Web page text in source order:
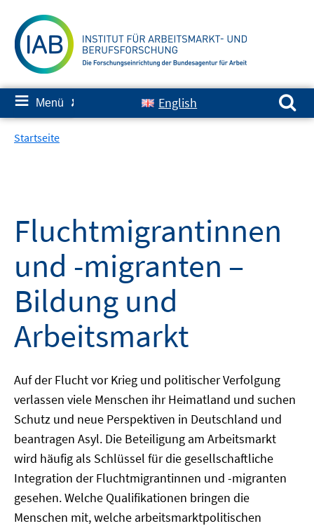
zum
Inhalt
≡ Menü ✘ English
Suchen nach:
Startseite
Fluchtmigrantinnen
und -migranten –
Bildung und
Arbeitsmarkt
Auf der Flucht vor Krieg und politischer Verfolgung
verlassen viele Menschen ihr Heimatland und suchen
Schutz und neue Perspektiven in Deutschland und
beantragen Asyl. Die Beteiligung am Arbeitsmarkt
wird häufig als Schlüssel für die gesellschaftliche
Integration der Fluchtmigrantinnen und -migranten
gesehen. Welche Qualifikationen bringen die
Menschen mit, welche arbeitsmarktpolitischen